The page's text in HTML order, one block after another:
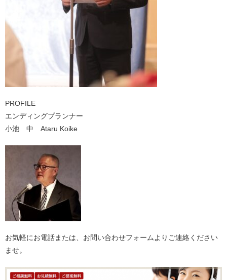
PROFILE
エンディングプランナー
小池 中 Ataru Koike
お気軽にお電話または、お問い合わせフォームよりご連絡ください
ませ。